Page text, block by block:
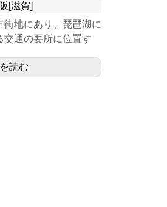
[滋賀]
地にあり、琵琶湖に
交通の要所に位置す
駅...
読む